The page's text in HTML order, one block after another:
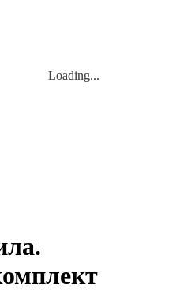
Loading...
Loading...